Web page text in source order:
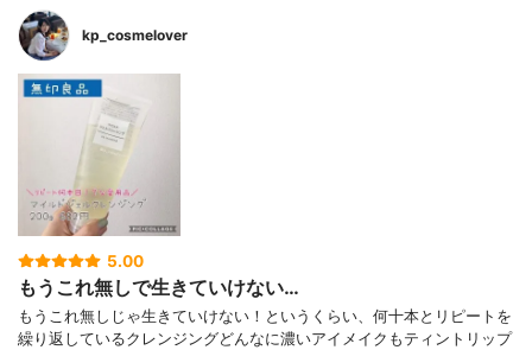
kp_cosmelover
5.00
もうこれ無しで生きていけない…
もうこれ無しじゃ生きていけない！というくらい、何十本とリピートを
繰り返しているクレンジングどんなに濃いアイメイクもティントリップ